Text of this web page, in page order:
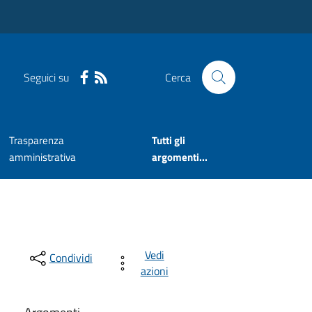
Seguici su Cerca
Trasparenza
amministrativa
Tutti gli
argomenti...
Condividi
Vedi
azioni